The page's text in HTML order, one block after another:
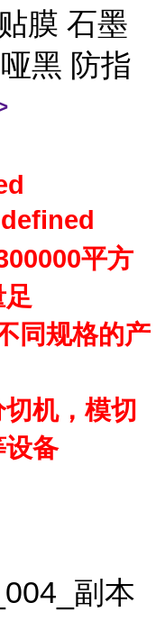
膜 石墨
黑 防指
平方
同规格的产
机，模切
备